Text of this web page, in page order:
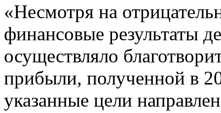
«Несмотря на
финансовые результаты
осуществляло
прибыли, полученной в
указанные цели